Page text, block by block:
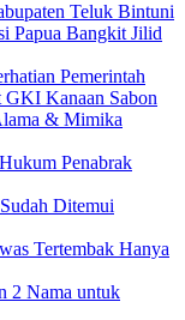
Teluk Bintuni
Papua Bangkit Jilid
Pemerintah
GKI Kanaan Sabon
& Mimika
Penabrak
Ditemui
Tertembak Hanya
2 Nama untuk